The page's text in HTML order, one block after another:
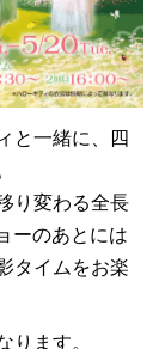
と一緒に、四
り変わる全長
ーのあとには
タイムをお楽
ります。